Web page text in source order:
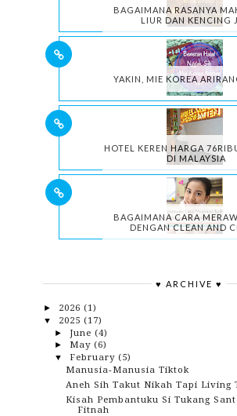
BAGAIMANA RASANYA
LIUR DAN KENCING
YAKIN, MIE KOREA
HOTEL KEREN HARGA
DI MALAYSIA
BAGAIMANA CARA
DENGAN CLEAN AND
♥ ARCHIVE ♥
► 2026 (1)
▼ 2025 (17)
► June (4)
► May (6)
▼ February (5)
Manusia-Manusia Tiktok
Aneh Sih Takut Nikah Tapi Living
Kisah Pembantuku Si Tukang
Fitnah